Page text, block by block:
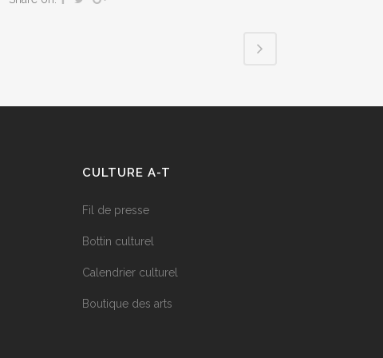
CULTURE A-T
Fil de presse
Bottin culturel
Calendrier culturel
Boutique des arts